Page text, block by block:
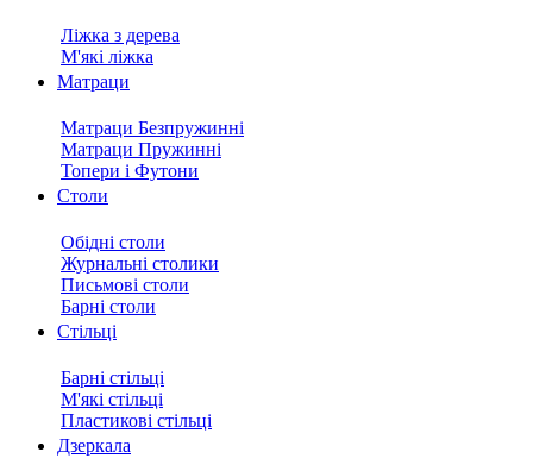
Ліжка з дерева
М'які ліжка
Матраци
Матраци Безпружинні
Матраци Пружинні
Топери і Футони
Столи
Обідні столи
Журнальні столики
Письмові столи
Барні столи
Стільці
Барні стільці
М'які стільці
Пластикові стільці
Дзеркала